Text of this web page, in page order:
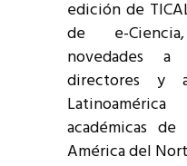
edición de
de e-
novedades
directores y
académicas
América del